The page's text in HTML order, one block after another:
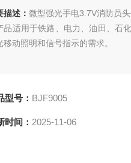
描述： 微型强光手电3.7V消防员
品适用于铁路、电力、油田、石
移动照明和信号指示的需求。
型号： BJF9005
时间： 2025-11-06